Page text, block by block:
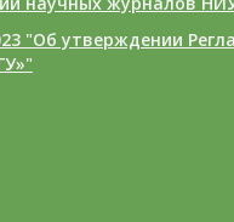
"Об утверждении